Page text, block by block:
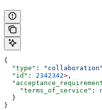
{
  "type"
: "collaboration"
  "id"
: 2342342> ,
    "terms_of_service"
:
  }
}